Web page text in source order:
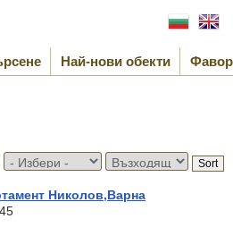
Най-нови обекти
Николов,Варна